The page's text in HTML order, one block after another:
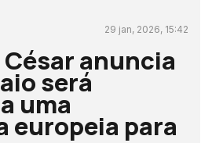
29 jan, 2026, 15:42
anuncia
será
uma
europeia para